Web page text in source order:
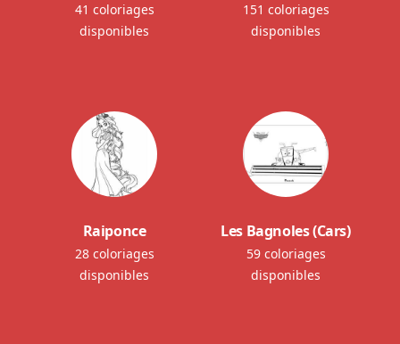
41 coloriages
disponibles
151 coloriages
disponibles
Raiponce
28 coloriages
disponibles
Les Bagnoles (Cars)
59 coloriages
disponibles